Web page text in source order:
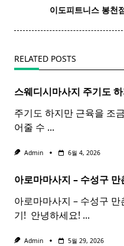
class="nav-
text">Page</span>
이도피트니스 봉천
RELATED POSTS
스웨디시마사지 주기도
주기도 하지만 근육을 조
어줄 수 ...
Admin 6월 4, 2026
아로마마사지 – 수성구 만
아로마마사지 – 수성구
기! ​ 안녕하세요! ...
Admin 5월 29, 2026